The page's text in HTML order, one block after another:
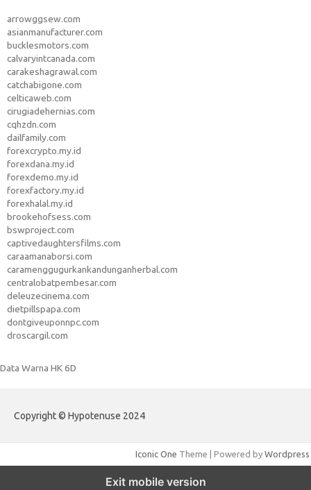
arrowggsew.com
asianmanufacturer.com
bucklesmotors.com
calvaryintcanada.com
carakeshagrawal.com
catchabigone.com
celticaweb.com
cirugiadehernias.com
cqhzdn.com
dailfamily.com
forexcrypto.my.id
forexdana.my.id
forexdemo.my.id
forexfactory.my.id
forexhalal.my.id
brookehofsess.com
bswproject.com
captivedaughtersfilms.com
caraamanaborsi.com
caramenggugurkankandunganherbal.com
centralobatpembesar.com
deleuzecinema.com
dietpillspapa.com
dontgiveuponnpc.com
droscargil.com
Data Warna HK 6D
Copyright © Hypotenuse 2024
Iconic One Theme | Powered by Wordpress
Exit mobile version